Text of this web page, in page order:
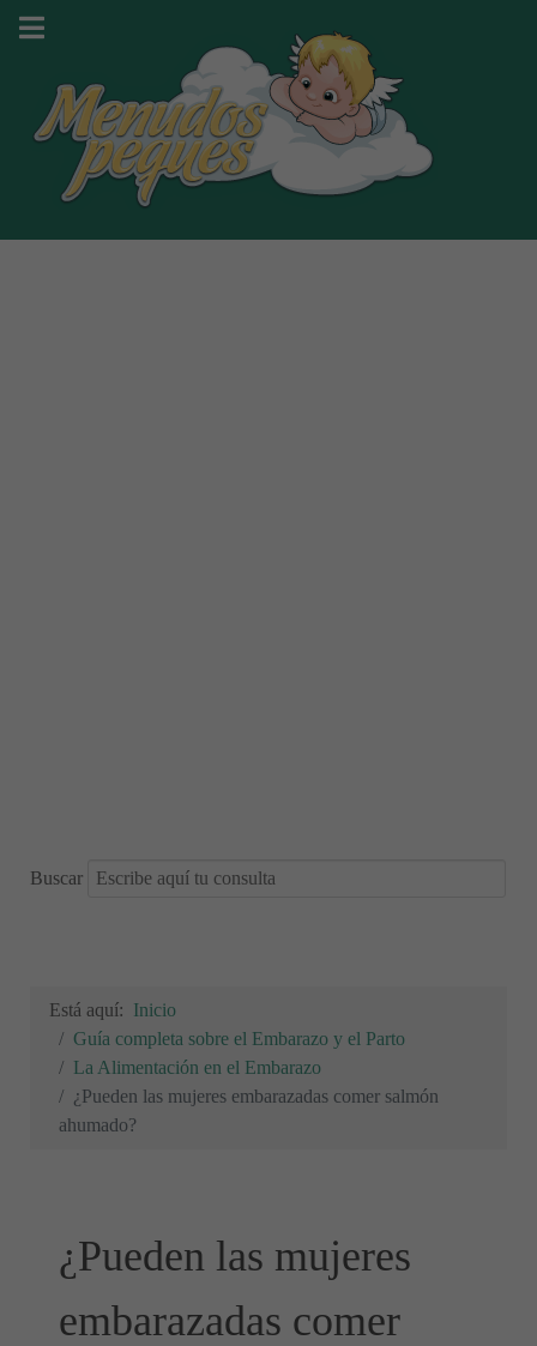
Buscar
Está aquí: Inicio
Guía completa sobre el Embarazo y el Parto
La Alimentación en el Embarazo
¿Pueden las mujeres embarazadas comer salmón
ahumado?
¿Pueden las mujeres
embarazadas comer